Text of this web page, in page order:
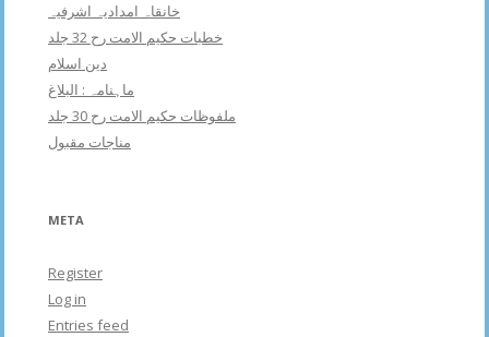
خانقاہ امدادیہ اشرفیہ
خطبات حکیم الامت رح 32 جلد
دین اسلام
ماہنامہ : البلاغ
ملفوظات حکیم الامت رح 30 جلد
مناجات مقبول
META
Register
Log in
Entries feed